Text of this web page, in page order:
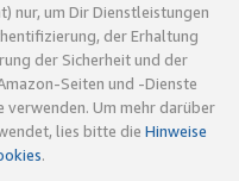
nur, um Dir Dienstleistungen
der Erhaltung
der Sicherheit und der
Seiten und -Dienste
verwenden. Um mehr darüber
lies bitte die Hinweise
.